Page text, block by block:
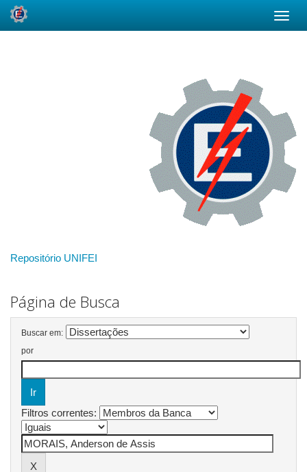
Repositório UNIFEI
Página de Busca
Buscar em:
por
Filtros correntes: